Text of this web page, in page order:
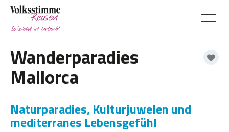
Wanderparadies
Mallorca
Naturparadies, Kulturjuwelen und
mediterranes Lebensgefühl